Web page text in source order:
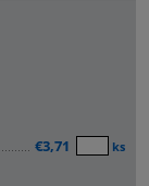
€3,71 ks